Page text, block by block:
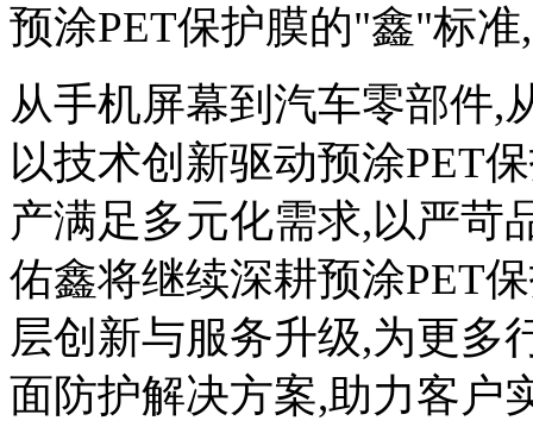
预涂PET保护膜的"鑫"标
从手机屏幕到汽车零部件,
以技术创新驱动预涂PET
产满足多元化需求,以严苛
佑鑫将继续深耕预涂PET
层创新与服务升级,为更多
面防护解决方案,助力客户